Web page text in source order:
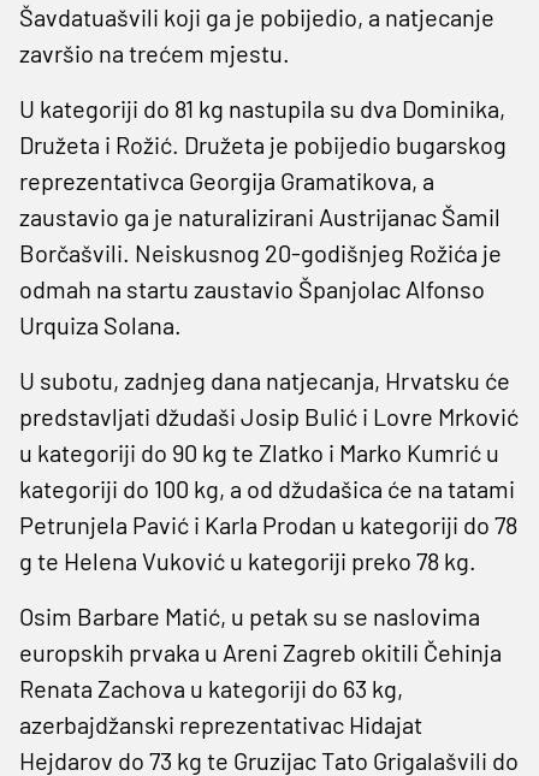
Šavdatuašvili koji ga je pobijedio, a natjecanje
završio na trećem mjestu.
U kategoriji do 81 kg nastupila su dva Dominika,
Družeta i Rožić. Družeta je pobijedio bugarskog
reprezentativca Georgija Gramatikova, a
zaustavio ga je naturalizirani Austrijanac Šamil
Borčašvili. Neiskusnog 20-godišnjeg Rožića je
odmah na startu zaustavio Španjolac Alfonso
Urquiza Solana.
U subotu, zadnjeg dana natjecanja, Hrvatsku će
predstavljati džudaši Josip Bulić i Lovre Mrković
u kategoriji do 90 kg te Zlatko i Marko Kumrić u
kategoriji do 100 kg, a od džudašica će na tatami
Petrunjela Pavić i Karla Prodan u kategoriji do 78
g te Helena Vuković u kategoriji preko 78 kg.
Osim Barbare Matić, u petak su se naslovima
europskih prvaka u Areni Zagreb okitili Čehinja
Renata Zachova u kategoriji do 63 kg,
azerbajdžanski reprezentativac Hidajat
Hejdarov do 73 kg te Gruzijac Tato Grigalašvili do